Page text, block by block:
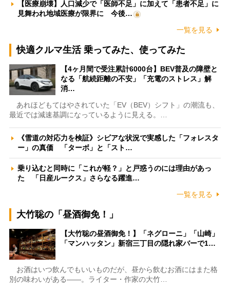
【医療崩壊】人口減少で「医師不足」に加えて「患者不足」に
見舞われ地域医療が限界に 今後…
一覧を見る
快適クルマ生活 乗ってみた、使ってみた
【4ヶ月間で受注累計6000台】BEV普及の障壁と
なる「航続距離の不安」「充電のストレス」解
消…
あれほどもてはやされていた「EV（BEV）シフト」の潮流も、
最近では減速基調になっているように見える。…
《雪道の対応力を検証》シビアな状況で実感した「フォレスタ
ー」の真価 「ターボ」と「スト…
乗り込むと同時に「これが軽？」と戸惑うのには理由があっ
た 「日産ルークス」さらなる躍進…
一覧を見る
大竹聡の「昼酒御免！」
【大竹聡の昼酒御免！】「ネグローニ」「山崎」
「マンハッタン」新宿三丁目の隠れ家バーで1…
お酒はいつ飲んでもいいものだが、昼から飲むお酒にはまた格
別の味わいがある――。ライター・作家の大竹…